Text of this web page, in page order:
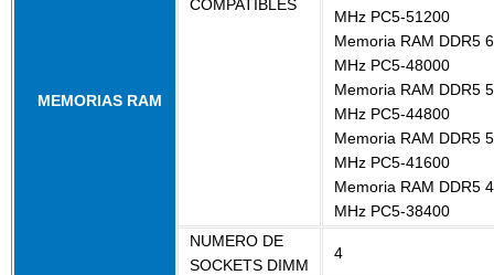
MEMORIAS RAM
COMPATIBLES
MHz PC5-51200
Memoria RAM DDR5
MHz PC5-48000
Memoria RAM DDR5
MHz PC5-44800
Memoria RAM DDR5
MHz PC5-41600
Memoria RAM DDR5
MHz PC5-38400
NUMERO DE
SOCKETS DIMM
4